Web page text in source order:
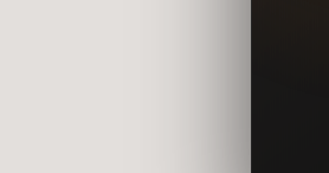
rượu này sở hữu hương vị phong